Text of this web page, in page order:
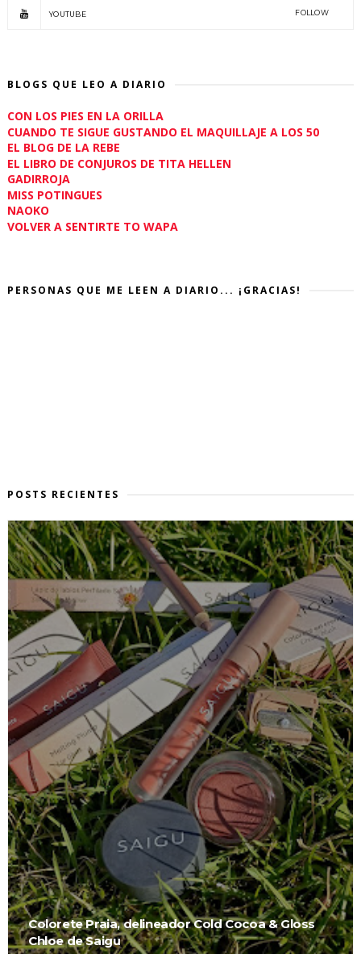
YOUTUBE FOLLOW
BLOGS QUE LEO A DIARIO
CON LOS PIES EN LA ORILLA
CUANDO TE SIGUE GUSTANDO EL MAQUILLAJE A LOS 50
EL BLOG DE LA REBE
EL LIBRO DE CONJUROS DE TITA HELLEN
GADIRROJA
MISS POTINGUES
NAOKO
VOLVER A SENTIRTE TO WAPA
PERSONAS QUE ME LEEN A DIARIO... ¡GRACIAS!
POSTS RECIENTES
Colorete Praia, delineador Cold Cocoa & Gloss
Chloe de Saigu